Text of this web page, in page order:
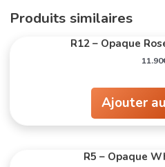
Produits similaires
R12 – Opaque
11.90
Ajouter
R5 – Opaque